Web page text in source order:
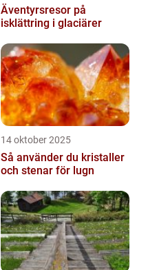
Äventyrsresor på
isklättring i glaciärer
14 oktober 2025
Så använder du kristaller
och stenar för lugn